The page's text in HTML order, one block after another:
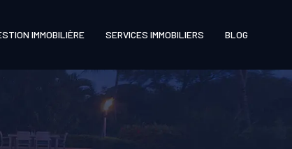
IMMOBILIÈRE SERVICES IMMOBILIERS BLOG